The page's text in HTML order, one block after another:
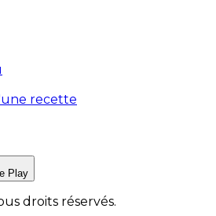
recette
Play
droits réservés.